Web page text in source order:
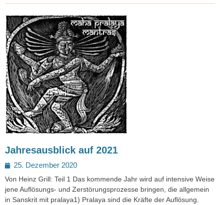
Jahresausblick auf 2021
Posted
on
25. Dezember 2020
Von Heinz Grill: Teil 1 Das kommende Jahr wird auf intensive Weise
jene Auflösungs- und Zerstörungsprozesse bringen, die allgemein
in Sanskrit mit pralaya1) Pralaya sind die Kräfte der Auflösung.